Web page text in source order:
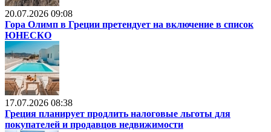
20.07.2026 09:08
Гора Олимп в Греции претендует на включение в список
ЮНЕСКО
17.07.2026 08:38
Греция планирует продлить налоговые льготы для
покупателей и продавцов недвижимости